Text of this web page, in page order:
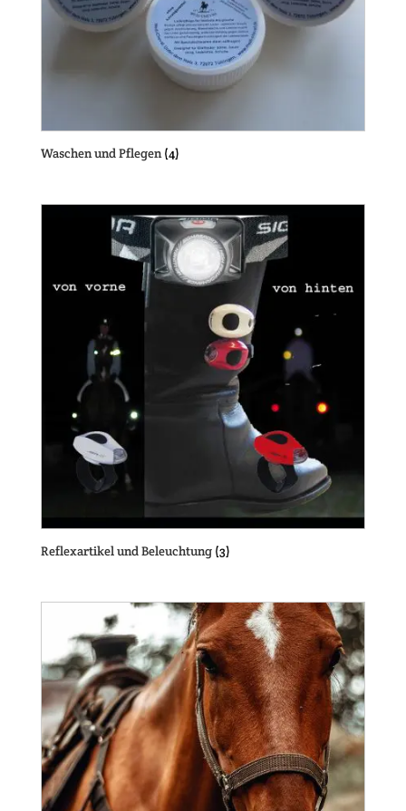
Waschen und Pflegen(4)
Reflexartikel und Beleuchtung (3)